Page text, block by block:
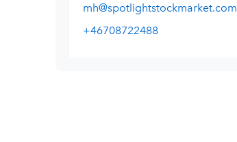
mh@spotlightstockmarket.com
+46708722488